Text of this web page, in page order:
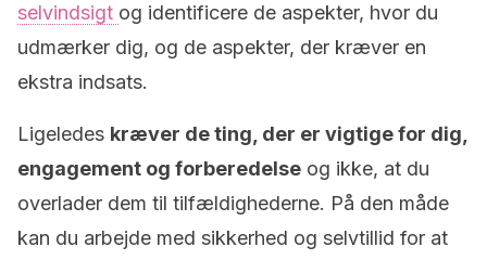
selvindsigt og identificere de aspekter, hvor du
udmærker dig, og de aspekter, der kræver en
ekstra indsats.
Ligeledes kræver de ting, der er vigtige for dig,
engagement og forberedelse og ikke, at du
overlader dem til tilfældighederne. På den måde
kan du arbejde med sikkerhed og selvtillid for at